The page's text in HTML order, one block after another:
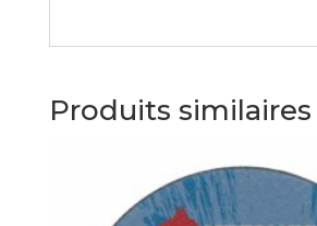
Produits similaires